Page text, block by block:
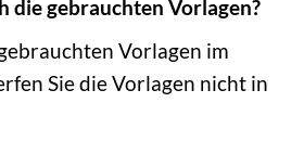
die gebrauchten Vorlagen?
Vorlagen im
Sie die Vorlagen nicht in